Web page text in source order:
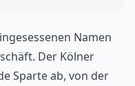
Namen
Der Kölner
Sparte ab, von der